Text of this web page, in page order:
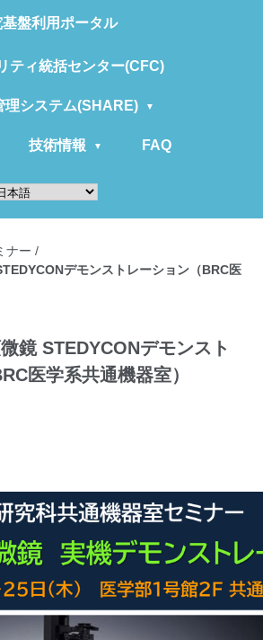
盤利用ポータル
ティ統括センター(CFC)
理システム(SHARE)
技術情報 FAQ
ナー /
デモンストレーション（BRC医
鏡 STEDYCONデモンスト
医学系共通機器室）